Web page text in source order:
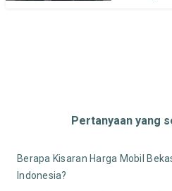
Pertanyaan yang
Berapa Kisaran Harga Mobil
Indonesia?